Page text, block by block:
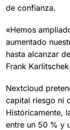
de confianza.
«Hemos
aumentado
hasta alcanzar
Frank
Nextcloud
capital riesgo ni
Históricamente,
entre un 50 % y